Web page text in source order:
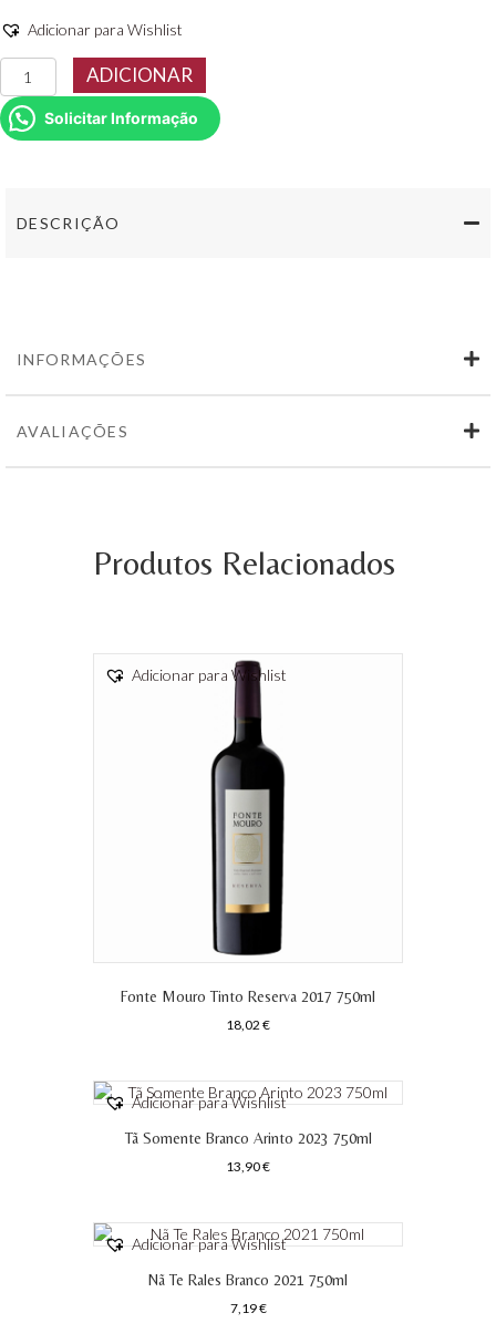
Adicionar para Wishlist
Quantidade
de
Tã
Somente
2020
ADICIONAR
Solicitar Informação
DESCRIÇÃO
INFORMAÇÕES
AVALIAÇÕES
Produtos Relacionados
Adicionar para Wishlist
Fonte Mouro Tinto Reserva 2017 750ml
18,02€
Adicionar para Wishlist
Tã Somente Branco Arinto 2023 750ml
13,90€
Adicionar para Wishlist
Nã Te Rales Branco 2021 750ml
7,19€